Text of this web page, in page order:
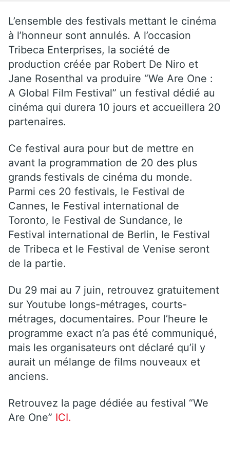
L’ensemble des festivals mettant le cinéma
à l’honneur sont annulés. A l’occasion
Tribeca Enterprises, la société de
production créée par Robert De Niro et
Jane Rosenthal va produire “We Are One :
A Global Film Festival” un festival dédié au
cinéma qui durera 10 jours et accueillera 20
partenaires.
Ce festival aura pour but de mettre en
avant la programmation de 20 des plus
grands festivals de cinéma du monde.
Parmi ces 20 festivals, le Festival de
Cannes, le Festival international de
Toronto, le Festival de Sundance, le
Festival international de Berlin, le Festival
de Tribeca et le Festival de Venise seront
de la partie.
Du 29 mai au 7 juin, retrouvez gratuitement
sur Youtube longs-métrages, courts-
métrages, documentaires. Pour l’heure le
programme exact n’a pas été communiqué,
mais les organisateurs ont déclaré qu’il y
aurait un mélange de films nouveaux et
anciens.
Retrouvez la page dédiée au festival “We
Are One” ICI.